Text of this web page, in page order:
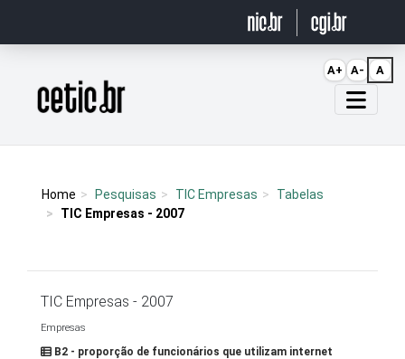
Página inicial
Home Pesquisas TIC Empresas
Tabelas
TIC Empresas - 2007
TIC Empresas - 2007
Empresas
B2 - proporção de funcionários que utilizam internet
A+ A- A